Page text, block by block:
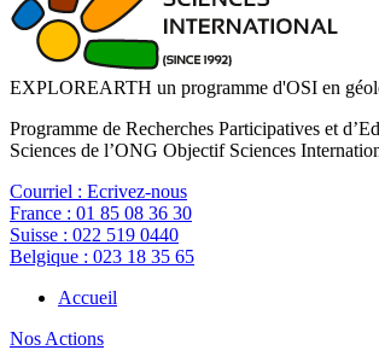
EXPLOREARTH un programme d'OSI en
Programme de Recherches Participatives et
Sciences de l’ONG Objectif Sciences
Courriel : Ecrivez-nous
France : 01 85 08 36 30
Suisse : 022 519 0440
Belgique : 023 18 35 65
Accueil
Nos Actions